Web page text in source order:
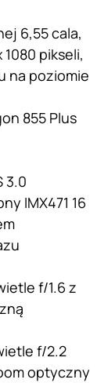
6,55 cala,
pikseli,
na poziomie
855 Plus
3.0
IMX471 16
f/1.6 z
f/2.2
optyczny